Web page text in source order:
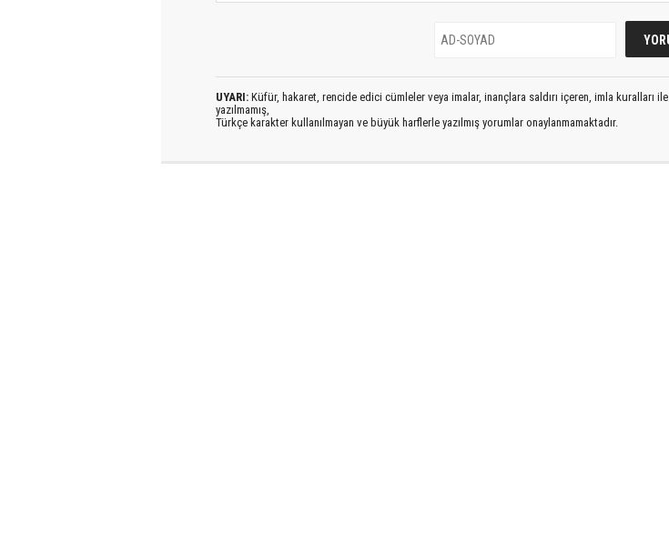
UYARI: Küfür, hakaret, rencide edici cümleler veya imalar, inançlara saldırı içeren, imla kuralları ile
yazılmamış,
Türkçe karakter kullanılmayan ve büyük harflerle yazılmış yorumlar onaylanmamaktadır.